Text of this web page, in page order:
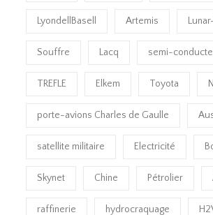
LyondellBasell Artemis
Souffre Lacq semi-
TREFLE Elkem Toyota
porte-avions Charles de Gaulle
satellite militaire Electricité
Skynet Chine Pétrolier
raffinerie hydrocraquage